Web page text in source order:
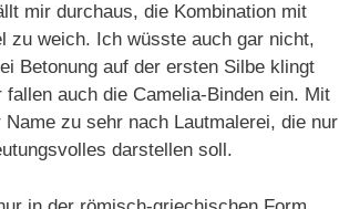
mir durchaus, die Kombination mit
zu weich. Ich wüsste auch gar nicht,
Betonung auf der ersten Silbe klingt
auch die Camelia-Binden ein. Mit
zu sehr nach Lautmalerei, die nur
darstellen soll.